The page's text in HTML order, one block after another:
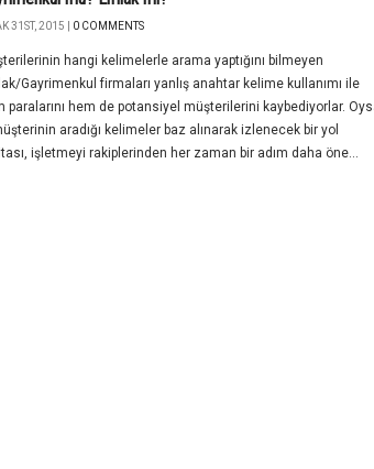
31ST, 2015 | 0 COMMENTS
hangi kelimelerle arama yaptığını bilmeyen
Gayrimenkul firmaları yanlış anahtar kelime kullanımı ile
paralarını hem de potansiyel müşterilerini kaybediyorlar.
aradığı kelimeler baz alınarak izlenecek bir yol
işletmeyi rakiplerinden her zaman bir adım daha öne...